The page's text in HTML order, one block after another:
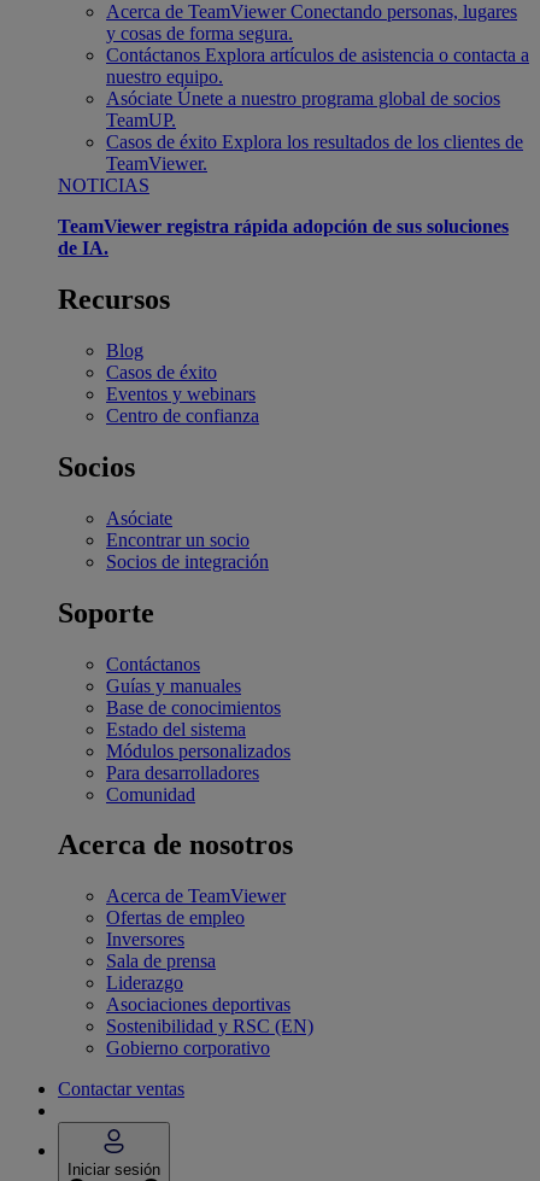
Acerca de TeamViewer Conectando personas, lugares
y cosas de forma segura.
Contáctanos Explora artículos de asistencia o contacta a
nuestro equipo.
Asóciate Únete a nuestro programa global de socios
TeamUP.
Casos de éxito Explora los resultados de los clientes de
TeamViewer.
NOTICIAS
TeamViewer registra rápida adopción de sus soluciones
de IA.
Recursos
Blog
Casos de éxito
Eventos y webinars
Centro de confianza
Socios
Asóciate
Encontrar un socio
Socios de integración
Soporte
Contáctanos
Guías y manuales
Base de conocimientos
Estado del sistema
Módulos personalizados
Para desarrolladores
Comunidad
Acerca de nosotros
Acerca de TeamViewer
Ofertas de empleo
Inversores
Sala de prensa
Liderazgo
Asociaciones deportivas
Sostenibilidad y RSC (EN)
Gobierno corporativo
Contactar ventas
Iniciar sesión